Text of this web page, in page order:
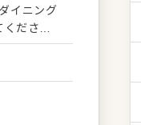
イニング
くださ
はもちろ
り、適
の管理・
が躍る
り上げま